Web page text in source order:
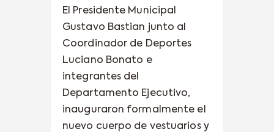
El Presidente Municipal
Gustavo Bastian junto al
Coordinador de Deportes
Luciano Bonato e
integrantes del
Departamento Ejecutivo,
inauguraron formalmente el
nuevo cuerpo de vestuarios y